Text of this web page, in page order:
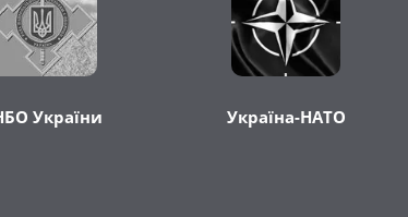
Україна-НАТО
України